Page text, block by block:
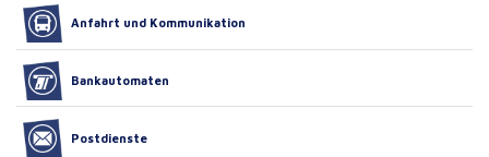
Anfahrt und Kommunikation
Bankautomaten
Postdienste